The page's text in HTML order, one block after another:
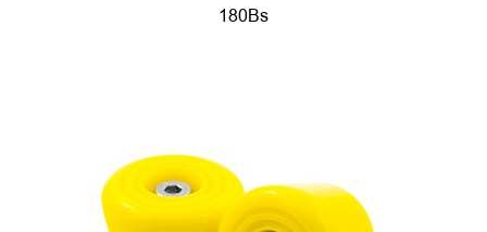
180Bs